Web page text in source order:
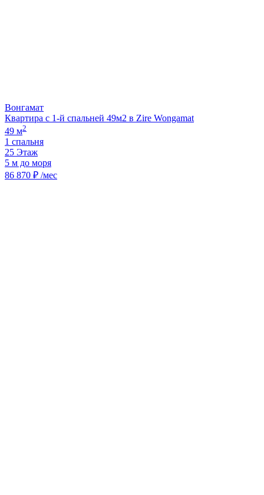
Вонгамат
Квартира с 1-й спальней 49м2 в Zire Wongamat
49 м2
1 спальня
25 Этаж
5 м до моря
86 870 ₽ /мес